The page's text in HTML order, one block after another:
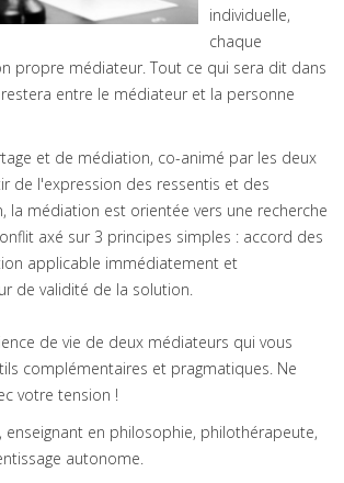
individuelle,
chaque
propre médiateur. Tout ce qui sera dit dans
entre le médiateur et la personne
et de médiation, co-animé par les deux
de l'expression des ressentis et des
la médiation est orientée vers une recherche
axé sur 3 principes simples : accord des
applicable immédiatement et
de validité de la solution.
de vie de deux médiateurs qui vous
complémentaires et pragmatiques. Ne
votre tension !
enseignant en philosophie, philothérapeute,
autonome.